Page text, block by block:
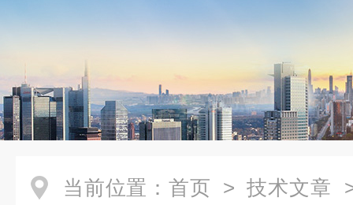
当前位置： 首页 > 技术文章